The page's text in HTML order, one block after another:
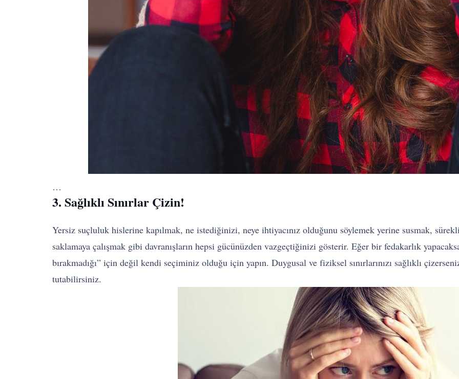
…
3. Sağlıklı Sınırlar Çizin!
Yersiz suçluluk hislerine kapılmak, ne istediğinizi, neye ihtiyacınız olduğunu söylemek yerine susmak, sürekli
saklamaya çalışmak gibi davranışların hepsi gücünüzden vazgeçtiğinizi gösterir. Eğer bir fedakarlık
bırakmadığı” için değil kendi seçiminiz olduğu için yapın. Duygusal ve fiziksel sınırlarınızı sağlıklı
tutabilirsiniz.